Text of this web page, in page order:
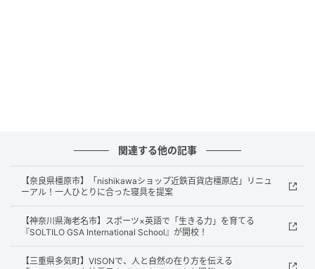
などドリンクの飲み放題を堪能できる、期間限定の
「ROOFTOP BEER GARDEN」を開催する。
関連する他の記事
【奈良県橿原市】「nishikawaショップ近鉄百貨店橿原店」リニュ
ーアル！一人ひとりに合った寝具を提案
【神奈川県海老名市】スポーツ×英語で「生きる力」を育てる
『SOLTILO GSA International School』が開校！
【三重県多気町】VISONで、人と自然の在り方を伝える